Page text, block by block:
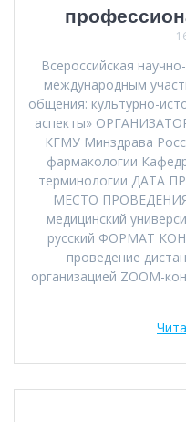
Всероссийская
международным
общения: культурно-
аспекты»
КГМУ Минздрава
фармакологии
терминологии ДАТА
МЕСТО ПРОВЕДЕНИЯ:
медицинский
русский ФОРМАТ
проведение
организацией ZOOM-